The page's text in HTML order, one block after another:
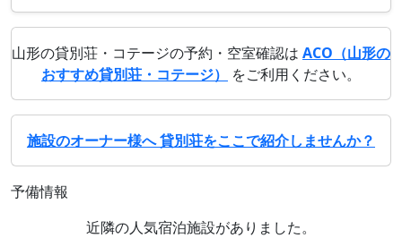
山形の貸別荘・コテージの予約・空室確認は ACO（山形の
おすすめ貸別荘・コテージ）
をご利用ください。
施設のオーナー様へ 貸別荘をここで紹介しませんか？
予備情報
近隣の人気宿泊施設がありました。